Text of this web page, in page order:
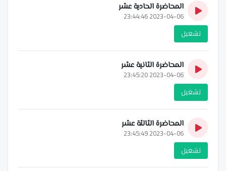
المحاضرة الحادية عشر
2023-04-06 23:44:46
تشغيل
المحاضرة الثانية عشر
2023-04-06 23:45:20
تشغيل
المحاضرة الثالثة عشر
2023-04-06 23:45:49
تشغيل